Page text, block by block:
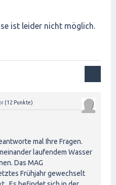
ist leider nicht möglich.
(12 Punkte)
mal Ihre Fragen.
laufendem Wasser
Das MAG
Frühjahr gewechselt